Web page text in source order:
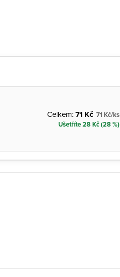
Celkem:71 Kč 71 Kč/ks
Ušetříte 28 Kč (28 %)